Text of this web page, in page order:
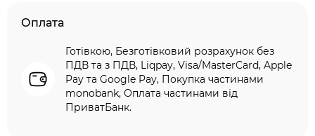
Оплата
Готівкою, Безготівковий розрахунок без
ПДВ та з ПДВ, Liqpay, Visa/MasterCard, Apple
Pay та Google Pay, Покупка частинами
monobank, Оплата частинами від
ПриватБанк.